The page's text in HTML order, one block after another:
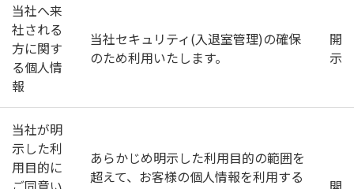
当社へ来
社される
方に関す
る個人情
報
当社セキュリティ(入退室管理)の確保
のため利用いたします。
開
示
当社が明
示した利
用目的に
あらかじめ明示した利用目的の範囲を
超えて、お客様の個人情報を利用する